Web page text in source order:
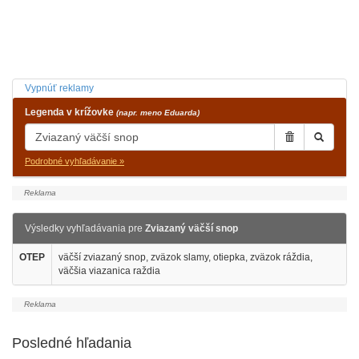
Vypnúť reklamy
Legenda v krížovke (napr. meno Eduarda)
Podrobné vyhľadávanie »
Výsledky vyhľadávania pre Zviazaný väčší snop
OTEP
väčší zviazaný snop, zväzok slamy, otiepka, zväzok ráždia,
väčšia viazanica raždia
Posledné hľadania